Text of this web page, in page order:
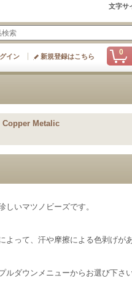
文字サ
0
イン 新規登録はこちら
Copper Metalic
しいマツノビーズです。
よって、汗や摩擦による色剥げが
ルダウンメニューからお選び下さい